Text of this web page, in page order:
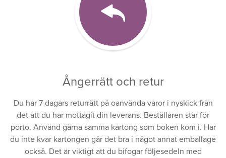
Ångerrätt och retur
Du har 7 dagars returrätt på oanvända varor i nyskick från
det att du har mottagit din leverans. Beställaren står för
porto. Använd gärna samma kartong som boken kom i. Har
du inte kvar kartongen går det bra i något annat emballage
också. Det är viktigt att du bifogar följesedeln med